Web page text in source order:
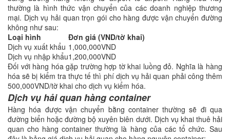
thường là hình thức vận chuyển của các doanh nghiệp thương
mại. Dịch vụ hải quan trọn gói cho hàng được vận chuyển đường
không như sau:
Loại hình
Đơn giá (VND/tờ khai)
Dịch vụ xuất khẩu 1,000,000VND
Dịch vụ nhập khẩu1,200,000VND
Đối với hàng hóa gặp trường hợp tờ khai luồng đỏ. Nghĩa là hàng
hóa sẽ bị kiểm tra thực tế thì phí dịch vụ hải quan phải công thêm
500,000VND/tờ khai cho dịch vụ kiểm hóa.
Dịch vụ hải quan hàng container
Hàng hóa được vận chuyển bằng container thường sẽ đi qua
đường biển hoặc đường bộ xuyên biên dưới. Dịch vụ khai thuê hải
quan cho hàng container thường là hàng của các tổ chức. Sau